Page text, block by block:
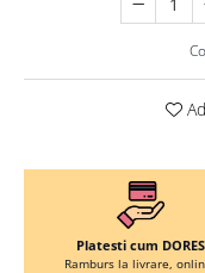
Lenjerii De Pat, Finet
Lenjerii De Pat
Lenjerii De Pat,
Platesti cum
Ramburs la livrare,